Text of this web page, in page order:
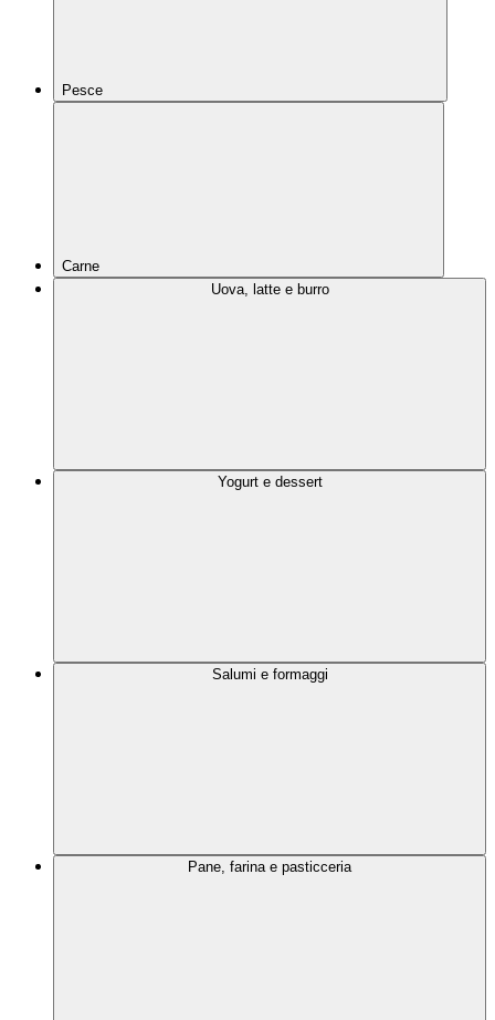
Pesce
Carne
Uova, latte e burro
Yogurt e dessert
Salumi e formaggi
Pane, farina e pasticceria